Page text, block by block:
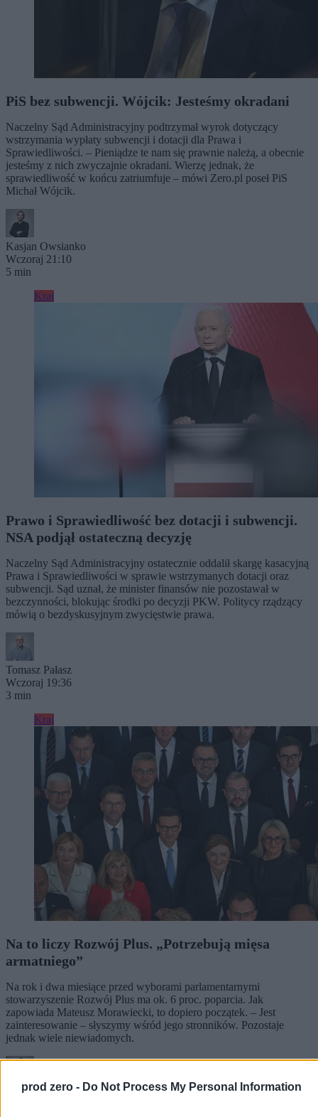
prod zero - Do Not Process My Personal Information
PiS bez subwencji. Wójcik: Jesteśmy okradani
Naczelny Sąd Administracyjny podtrzymał wyrok dotyczący
wstrzymania wypłaty subwencji i dotacji dla Prawa i
Sprawiedliwości. – Pieniądze te nam się prawnie należą, a obecnie
jesteśmy z nich zwyczajnie okradani. Wierzę jednak, że
sprawiedliwość w końcu zatriumfuje – mówi Zero.pl poseł PiS
Michał Wójcik.
Kasjan Owsianko
Wczoraj 21:10
5 min
Kraj
Prawo i Sprawiedliwość bez dotacji i subwencji.
NSA podjął ostateczną decyzję
Naczelny Sąd Administracyjny ostatecznie oddalił skargę kasacyjną
Prawa i Sprawiedliwości w sprawie wstrzymanych dotacji oraz
subwencji. Sąd uznał, że minister finansów nie pozostawał w
bezczynności, blokując środki po decyzji PKW. Politycy rządzący
mówią o bezdyskusyjnym zwycięstwie prawa.
Tomasz Pałasz
Wczoraj 19:36
3 min
Kraj
Na to liczy Rozwój Plus. „Potrzebują mięsa
armatniego”
Na rok i dwa miesiące przed wyborami parlamentarnymi
stowarzyszenie Rozwój Plus ma ok. 6 proc. poparcia. Jak
zapowiada Mateusz Morawiecki, to dopiero początek. – Jest
zainteresowanie – słyszymy wśród jego stronników. Pozostaje
jednak wiele niewiadomych.
Kasjan Owsianko